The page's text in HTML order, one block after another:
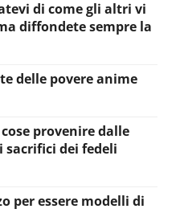
di come gli altri vi
diffondete sempre la
delle povere anime
provenire dalle
sacrifici dei fedeli
per essere modelli di